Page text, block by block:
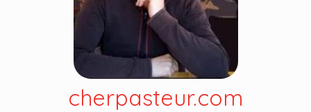
cherpasteur.com